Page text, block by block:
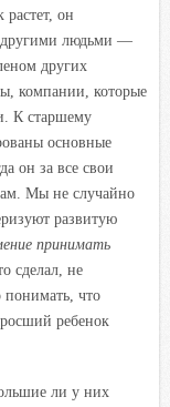
он
другими людьми —
других
компании, которые
К старшему
основные
он за все свои
Мы не случайно
развитую
принимать
сделал, не
понимать, что
ребенок
ли у них